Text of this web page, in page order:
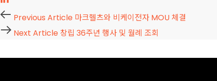
Previous
Article
Previous Article 마크헬츠와 비케이전자 MOU 체결
NextNext Article 창립 36주년 행사 및 월례 조회